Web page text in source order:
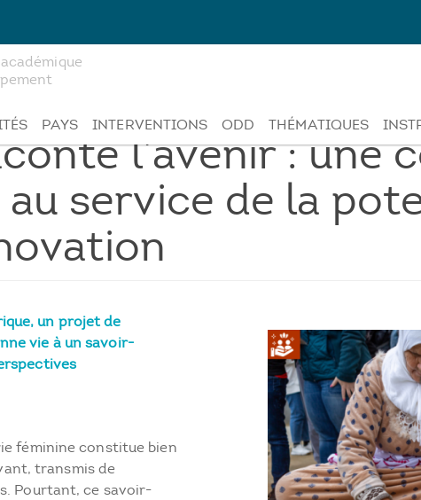
PAYS INTERVENTIONS ODD THÉMATIQUES
l’avenir : une
service de la
un projet de
vie à un savoir-
féminine constitue bien
transmis de
Pourtant, ce savoir-